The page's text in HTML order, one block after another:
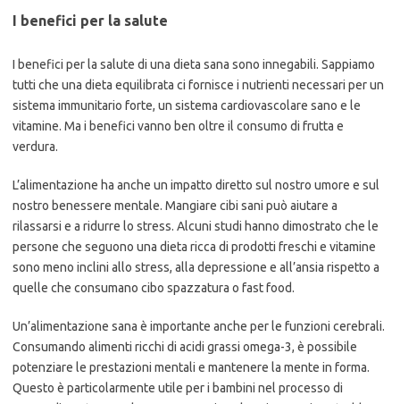
I benefici per la salute
I benefici per la salute di una dieta sana sono innegabili. Sappiamo
tutti che una dieta equilibrata ci fornisce i nutrienti necessari per un
sistema immunitario forte, un sistema cardiovascolare sano e le
vitamine. Ma i benefici vanno ben oltre il consumo di frutta e
verdura.
L’alimentazione ha anche un impatto diretto sul nostro umore e sul
nostro benessere mentale. Mangiare cibi sani può aiutare a
rilassarsi e a ridurre lo stress. Alcuni studi hanno dimostrato che le
persone che seguono una dieta ricca di prodotti freschi e vitamine
sono meno inclini allo stress, alla depressione e all’ansia rispetto a
quelle che consumano cibo spazzatura o fast food.
Un’alimentazione sana è importante anche per le funzioni cerebrali.
Consumando alimenti ricchi di acidi grassi omega-3, è possibile
potenziare le prestazioni mentali e mantenere la mente in forma.
Questo è particolarmente utile per i bambini nel processo di